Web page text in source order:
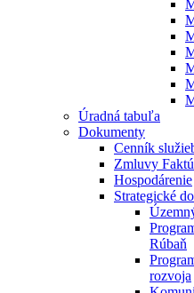
Úradná tabuľa
Dokumenty
Cenník
Zmluvy
Hospodárenie
Strategické
Rúbaň
rozvoja